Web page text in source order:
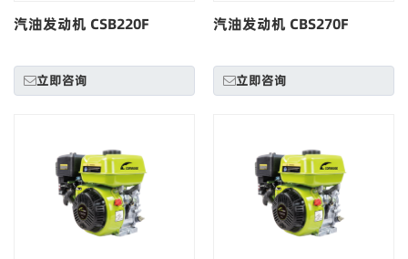
汽油发动机 CSB220F
立即咨询
汽油发动机 CBS270F
立即咨询